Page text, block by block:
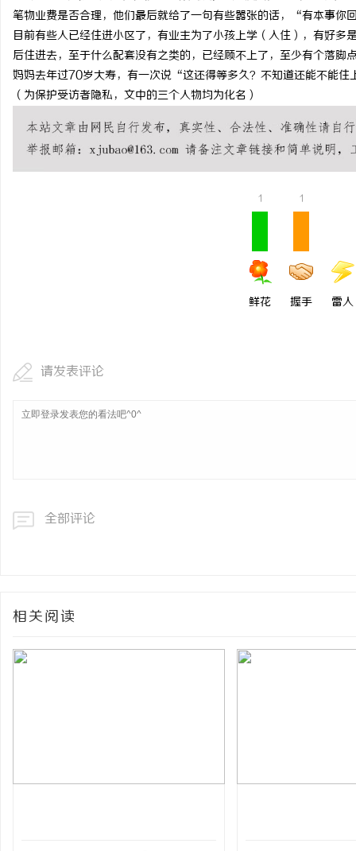
笔物业费是否合理，他们最后就给了一句有些嚣张的话，“有本事你
目前有些人已经住进小区了，有业主为了小孩上学（入住），有好
后住进去，至于什么配套没有之类的，已经顾不上了，至少有个落脚
妈妈去年过70岁大寿，有一次说“这还得等多久？不知道还能不能
（为保护受访者隐私，文中的三个人物均为化名）
1
鲜花
1
握手 雷人
请发表评论
全部评论
相关阅读